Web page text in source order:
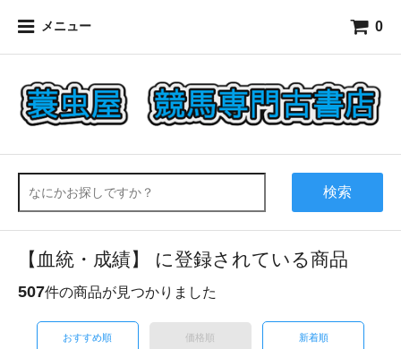
メニュー 0
検索
【血統・成績】 に登録されている商品
507件の商品が見つかりました
おすすめ順 価格順 新着順